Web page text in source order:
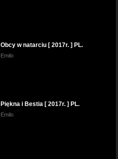
Obcy w natarciu [ 2017r. ] PL.
Emilo
Piękna i Bestia [ 2017r. ] PL.
Emilo